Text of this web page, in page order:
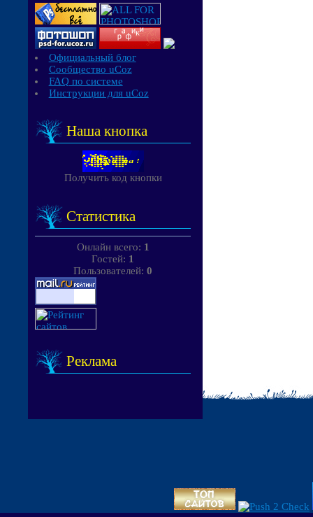
Официальный блог
Сообщество uCoz
FAQ по системе
Инструкции для uCoz
Наша кнопка
Получить код кнопки
Статистика
Онлайн всего: 1
Гостей: 1
Пользователей: 0
Реклама